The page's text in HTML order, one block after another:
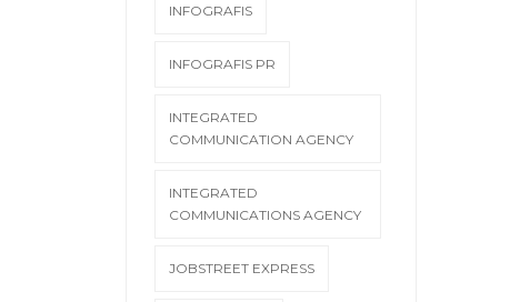
INFOGRAFIS
INFOGRAFIS PR
INTEGRATED
COMMUNICATION AGENCY
INTEGRATED
COMMUNICATIONS AGENCY
JOBSTREET EXPRESS